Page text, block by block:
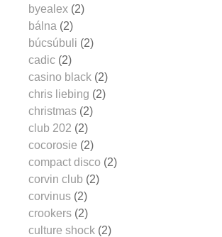
byealex (2)
bálna (2)
búcsúbuli (2)
cadic (2)
casino black (2)
chris liebing (2)
christmas (2)
club 202 (2)
cocorosie (2)
compact disco (2)
corvin club (2)
corvinus (2)
crookers (2)
culture shock (2)